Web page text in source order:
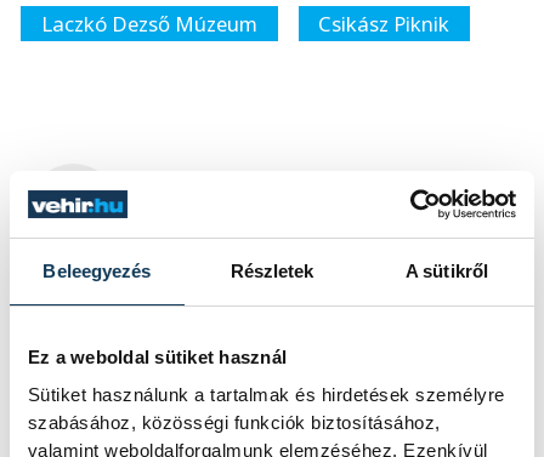
Beleegyezés Részletek A sütikről
Ez a weboldal sütiket használ
Sütiket használunk a tartalmak és hirdetések személyre
szabásához, közösségi funkciók biztosításához,
valamint weboldalforgalmunk elemzéséhez. Ezenkívül
Laczkó Dezső Múzeum
Csikász Piknik